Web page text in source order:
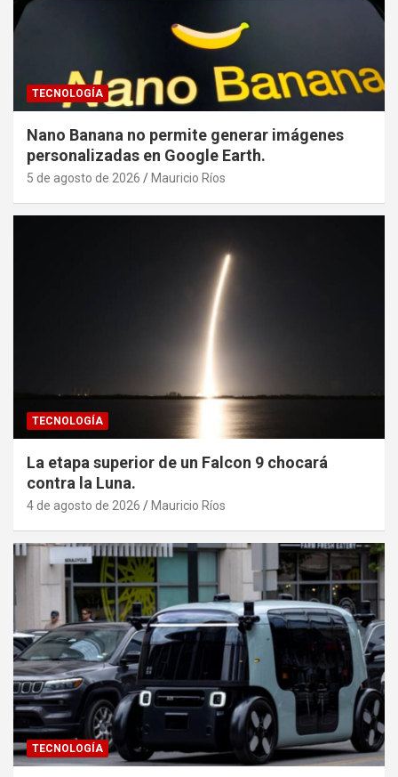
TECNOLOGÍA
Nano Banana no permite generar imágenes
personalizadas en Google Earth.
5 de agosto de 2026 Mauricio Ríos
TECNOLOGÍA
La etapa superior de un Falcon 9 chocará
contra la Luna.
4 de agosto de 2026 Mauricio Ríos
TECNOLOGÍA